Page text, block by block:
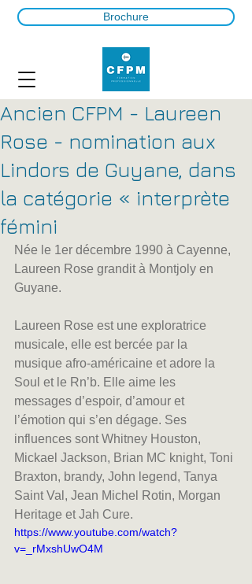
Brochure
Ancien CFPM - Laureen
Rose - nomination aux
Lindors de Guyane, dans
la catégorie « interprète
fémini
Née le 1er décembre 1990 à Cayenne,
Laureen Rose grandit à Montjoly en
Guyane.
Laureen Rose est une exploratrice
musicale, elle est bercée par la
musique afro-américaine et adore la
Soul et le Rn’b. Elle aime les
messages d’espoir, d’amour et
l’émotion qui s’en dégage. Ses
influences sont Whitney Houston,
Mickael Jackson, Brian MC knight, Toni
Braxton, brandy, John legend, Tanya
Saint Val, Jean Michel Rotin, Morgan
Heritage et Jah Cure.
https://www.youtube.com/watch?
v=_rMxshUwO4M